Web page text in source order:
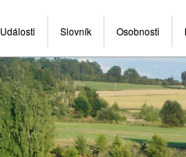
Události Slovník Osobnosti